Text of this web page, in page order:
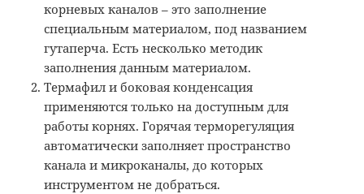
корневых каналов – это заполнение
специальным материалом, под названием
гутаперча. Есть несколько методик
заполнения данным материалом.
Термафил и боковая конденсация
применяются только на доступным для
работы корнях. Горячая терморегуляция
автоматически заполняет пространство
канала и микроканалы, до которых
инструментом не добраться.